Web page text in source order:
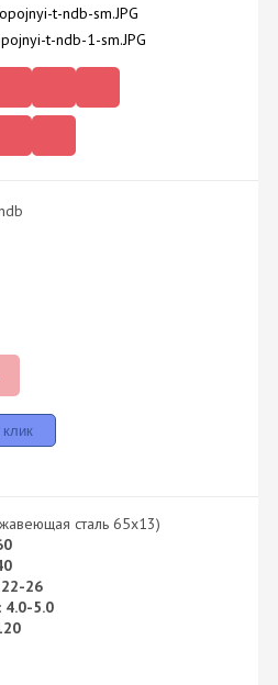
сталь 65х13)
22-26
4.0-5.0